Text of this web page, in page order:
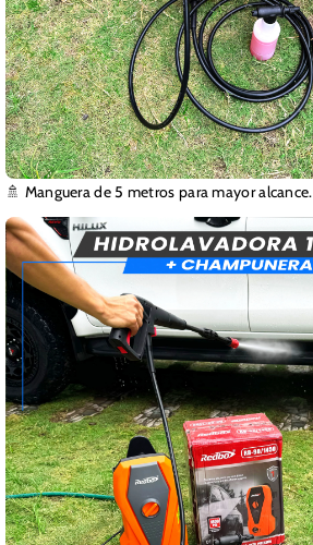
🚿 Manguera de 5 metros para mayor alcance.